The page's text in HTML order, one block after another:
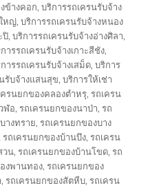
ข้างคอก,บริการรถเครนรับจ้าง
หญ่,บริการรถเครนรับจ้างหนอง
ปิ,บริการรถเครนรับจ้างอ่างศิลา,
ารรถเครนรับจ้างเกาะสีชัง,
ารรถเครนรับจ้างเสม็ด,บริการ
รับจ้างแสนสุข,บริการให้เช่า
ครนยกของคลองตำหรุ,รถเครน
ฬ่อ,รถเครนยกของนาป่า,รถ
างทราย,รถเครนยกของบาง
,รถเครนยกของบ้านบึง,รถเครน
วน,รถเครนยกของบ้านโขด,รถ
งพานทอง,รถเครนยกของ
,รถเครนยกของสัตหีบ,รถเครน